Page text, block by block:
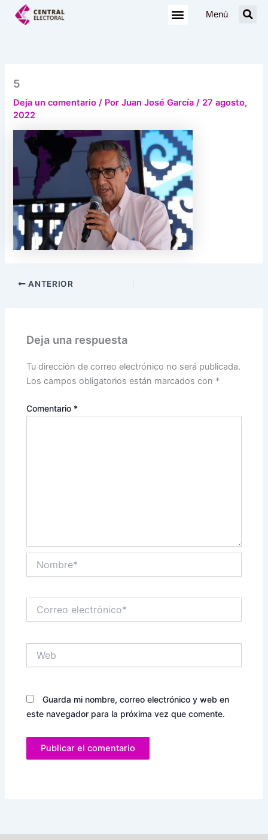
Menú
5
Deja un comentario / PorJuan José García/ 27 agosto,
2022
ANTERIOR
Deja una respuesta
Tu dirección de correo electrónico no será publicada.
Los campos obligatorios están marcados con *
Comentario *
electrónico*
Guarda mi nombre, correo electrónico y web en
este navegador para la próxima vez que comente.